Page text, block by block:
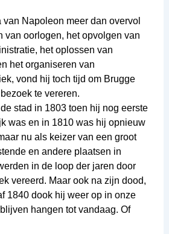
Napoleon meer dan overvol
van oorlogen, het opvolgen van
het oplossen van
het organiseren van
vond hij toch tijd om Brugge
te vereren.
stad in 1803 toen hij nog eerste
was en in 1810 was hij opnieuw
nu als keizer van een groot
en andere plaatsen in
in de loop der jaren door
vereerd. Maar ook na zijn dood,
1840 dook hij weer op in onze
hangen tot vandaag. Of